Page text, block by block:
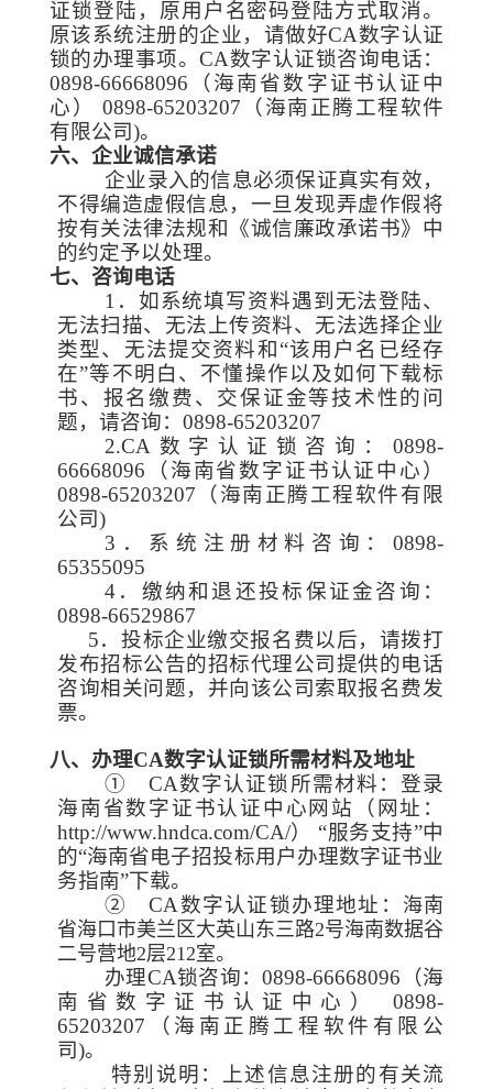
证锁登陆，原用户名密码登陆方式取消。
原该系统注册的企业，请做好CA数字认证
锁的办理事项。CA数字认证锁咨询电话：
0898-66668096（海南省数字证书认证中
心） 0898-65203207（海南正腾工程软件
有限公司)。
六、企业诚信承诺
企业录入的信息必须保证真实有效，
不得编造虚假信息，一旦发现弄虚作假将
按有关法律法规和《诚信廉政承诺书》中
的约定予以处理。
七、咨询电话
1．如系统填写资料遇到无法登陆、
无法扫描、无法上传资料、无法选择企业
类型、无法提交资料和“该用户名已经存
在”等不明白、不懂操作以及如何下载标
书、报名缴费、交保证金等技术性的问
题，请咨询：0898-65203207
2.CA数字认证锁咨询：0898-
66668096（海南省数字证书认证中心）
0898-65203207（海南正腾工程软件有限
公司)
3．系统注册材料咨询：0898-
65355095
4．缴纳和退还投标保证金咨询：
0898-66529867
5．投标企业缴交报名费以后，请拨打
发布招标公告的招标代理公司提供的电话
咨询相关问题，并向该公司索取报名费发
票。
八、办理CA数字认证锁所需材料及地址
① CA数字认证锁所需材料：登录
海南省数字证书认证中心网站（网址：
http://www.hndca.com/CA/） “服务支持”中
的“海南省电子招投标用户办理数字证书业
务指南”下载。
② CA数字认证锁办理地址： 海南
省海口市美兰区大英山东三路2号海南数据谷
二号营地2层212室。
办理CA锁咨询：0898-66668096（海
南省数字证书认证中心） 0898-
65203207（海南正腾工程软件有限公
司)。
特别说明：上述信息注册的有关流